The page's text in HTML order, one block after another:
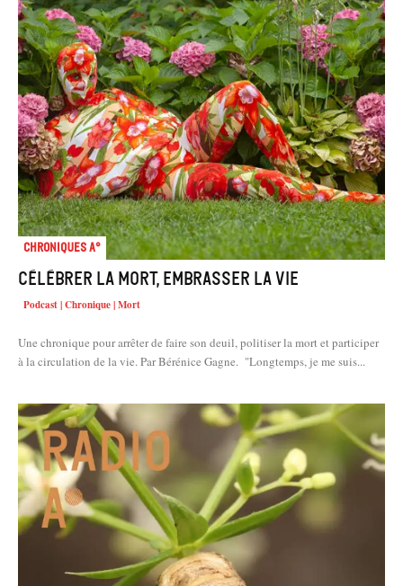
Chroniques A°
Célébrer la mort, embrasser la vie
Podcast | Chronique | Mort
Une chronique pour arrêter de faire son deuil, politiser la mort et participer
à la circulation de la vie. Par Bérénice Gagne. "Longtemps, je me suis...